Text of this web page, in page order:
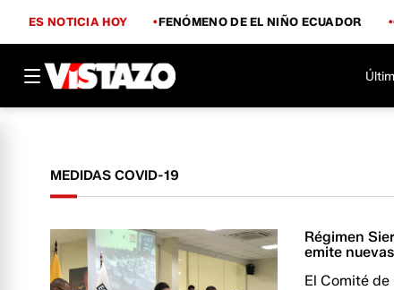
ES NOTICIA HOY FENÓMENO DE EL NIÑO ECUADOR
MEDIDAS COVID-19
Régimen
emite
El Comité